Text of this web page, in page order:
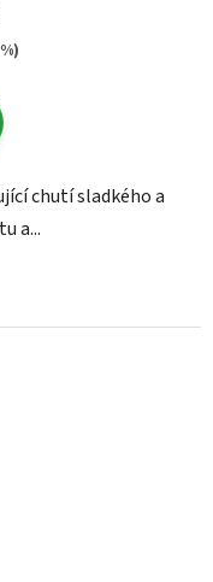
chutí sladkého a
a...